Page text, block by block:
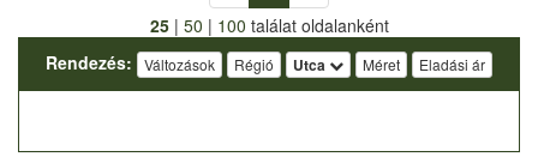
25| 50 | 100 találat oldalanként
Rendezés:
Változások Régió Utca Méret Eladási ár